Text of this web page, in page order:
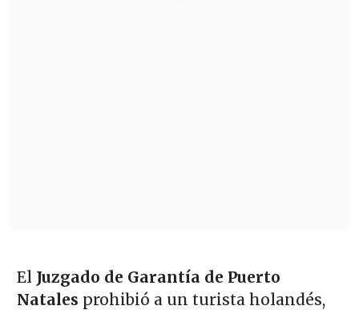
El Juzgado de Garantía de Puerto
Natales prohibió a un turista holandés,